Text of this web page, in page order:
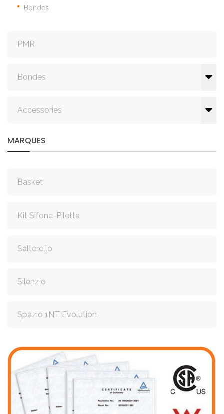
Bondes
PMR
Bondes
Accessories
MARQUES
Basket
Kit Sifone-Piletta
Salterello
Silenzio
Spazio 1NT Evolution